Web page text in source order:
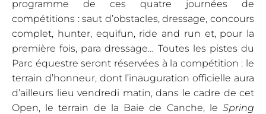
programme de ces quatre journées de
compétitions : saut d’obstacles, dressage, concours
complet, hunter, equifun, ride and run et, pour la
première fois, para dressage… Toutes les pistes du
Parc équestre seront réservées à la compétition : le
terrain d’honneur, dont l’inauguration officielle aura
d’ailleurs lieu vendredi matin, dans le cadre de cet
Open, le terrain de la Baie de Canche, le Spring